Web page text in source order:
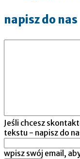
napisz do nas
Jeśli chcesz
tekstu - napisz do
wpisz swój email,